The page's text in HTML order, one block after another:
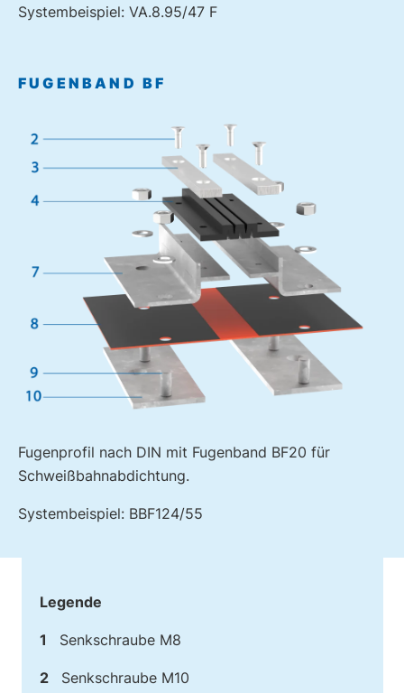
Systembeispiel: VA.8.95/47 F
FUGENBAND BF
Fugenprofil nach DIN mit Fugenband BF20 für
Schweißbahnabdichtung.
Systembeispiel: BBF124/55
Legende
1 Senkschraube M8
2 Senkschraube M10